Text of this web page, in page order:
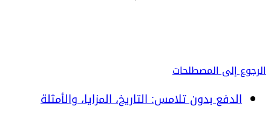
الرجوع إلى المصطلحات
الدفع بدون تلامس: التاريخ، المزايا، والأمثلة